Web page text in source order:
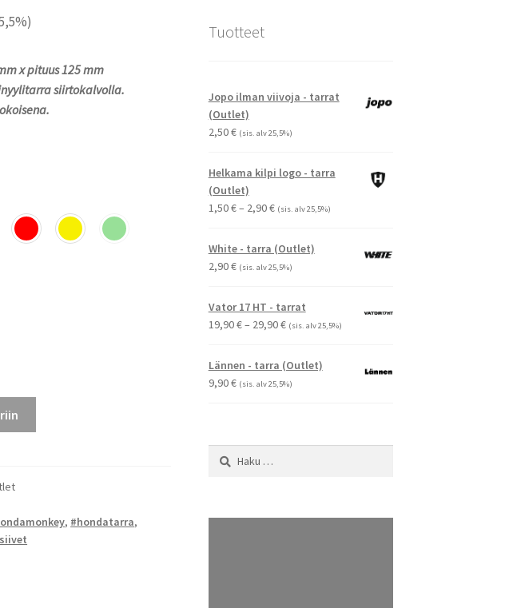
x pituus 125 mm
siirtokalvolla.
, #hondatarra,
Tuotteet
Jopo ilman viivoja - tarrat
(Outlet)
2,50€ (sis. alv 25,5%)
Helkama kilpi logo - tarra
(Outlet)
1,50€– 2,90€Hintaluokka:
-
(sis. alv 25,5%)
White - tarra (Outlet)
2,90€ (sis. alv 25,5%)
Vator 17 HT - tarrat
19,90€– 29,90€Hintaluokka:
-
(sis. alv 25,5%)
Lännen - tarra (Outlet)
9,90€ (sis. alv 25,5%)
Haku: